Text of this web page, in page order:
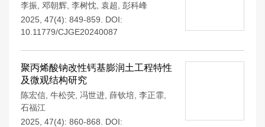
李振 邓朝辉 李树忱 袁超
彭科峰
2025, 47(4): 849-859.
DOI:
10.11779/CJGE20240087
聚丙烯酸钠改性钙基膨润土工程特性
及微观结构研究
陈宏信 牛松荧 冯世进 薛钦培 李正霏
石福江
2025, 47(4): 860-868.
DOI: